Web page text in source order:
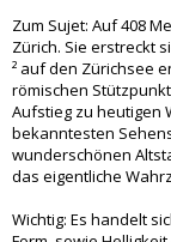
Zum Sujet: Auf 408
Zürich. Sie erstreckt
² auf den Zürichsee
römischen
Aufstieg zu heutigen
bekanntesten
wunderschönen
das eigentliche
Wichtig: Es handelt